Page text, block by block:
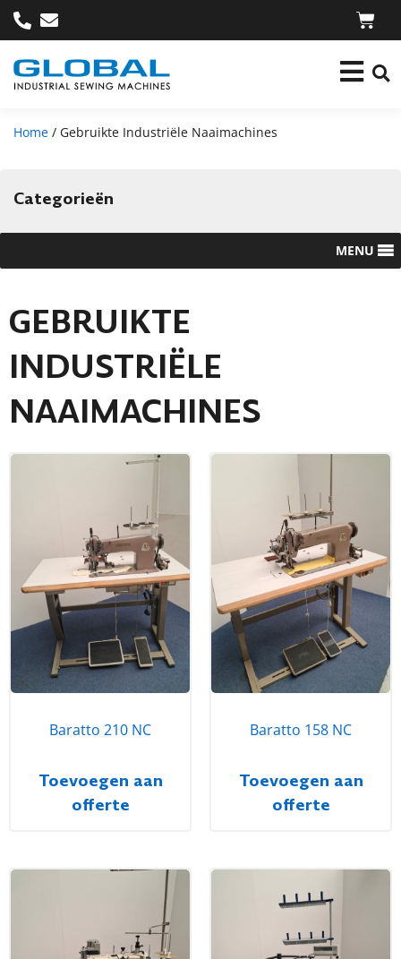
Home / Gebruikte Industriële Naaimachines
Categorieën
MENU
GEBRUIKTE
INDUSTRIËLE
NAAIMACHINES
Baratto 210 NC
Toevoegen aan
offerte
Baratto 158 NC
Toevoegen aan
offerte